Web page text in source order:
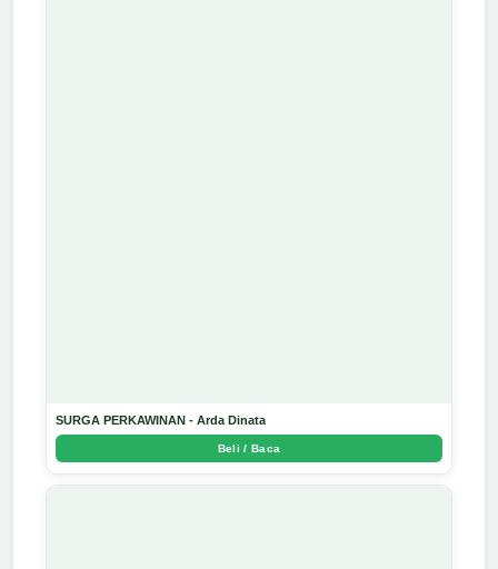
SURGA PERKAWINAN - Arda Dinata
Beli / Baca